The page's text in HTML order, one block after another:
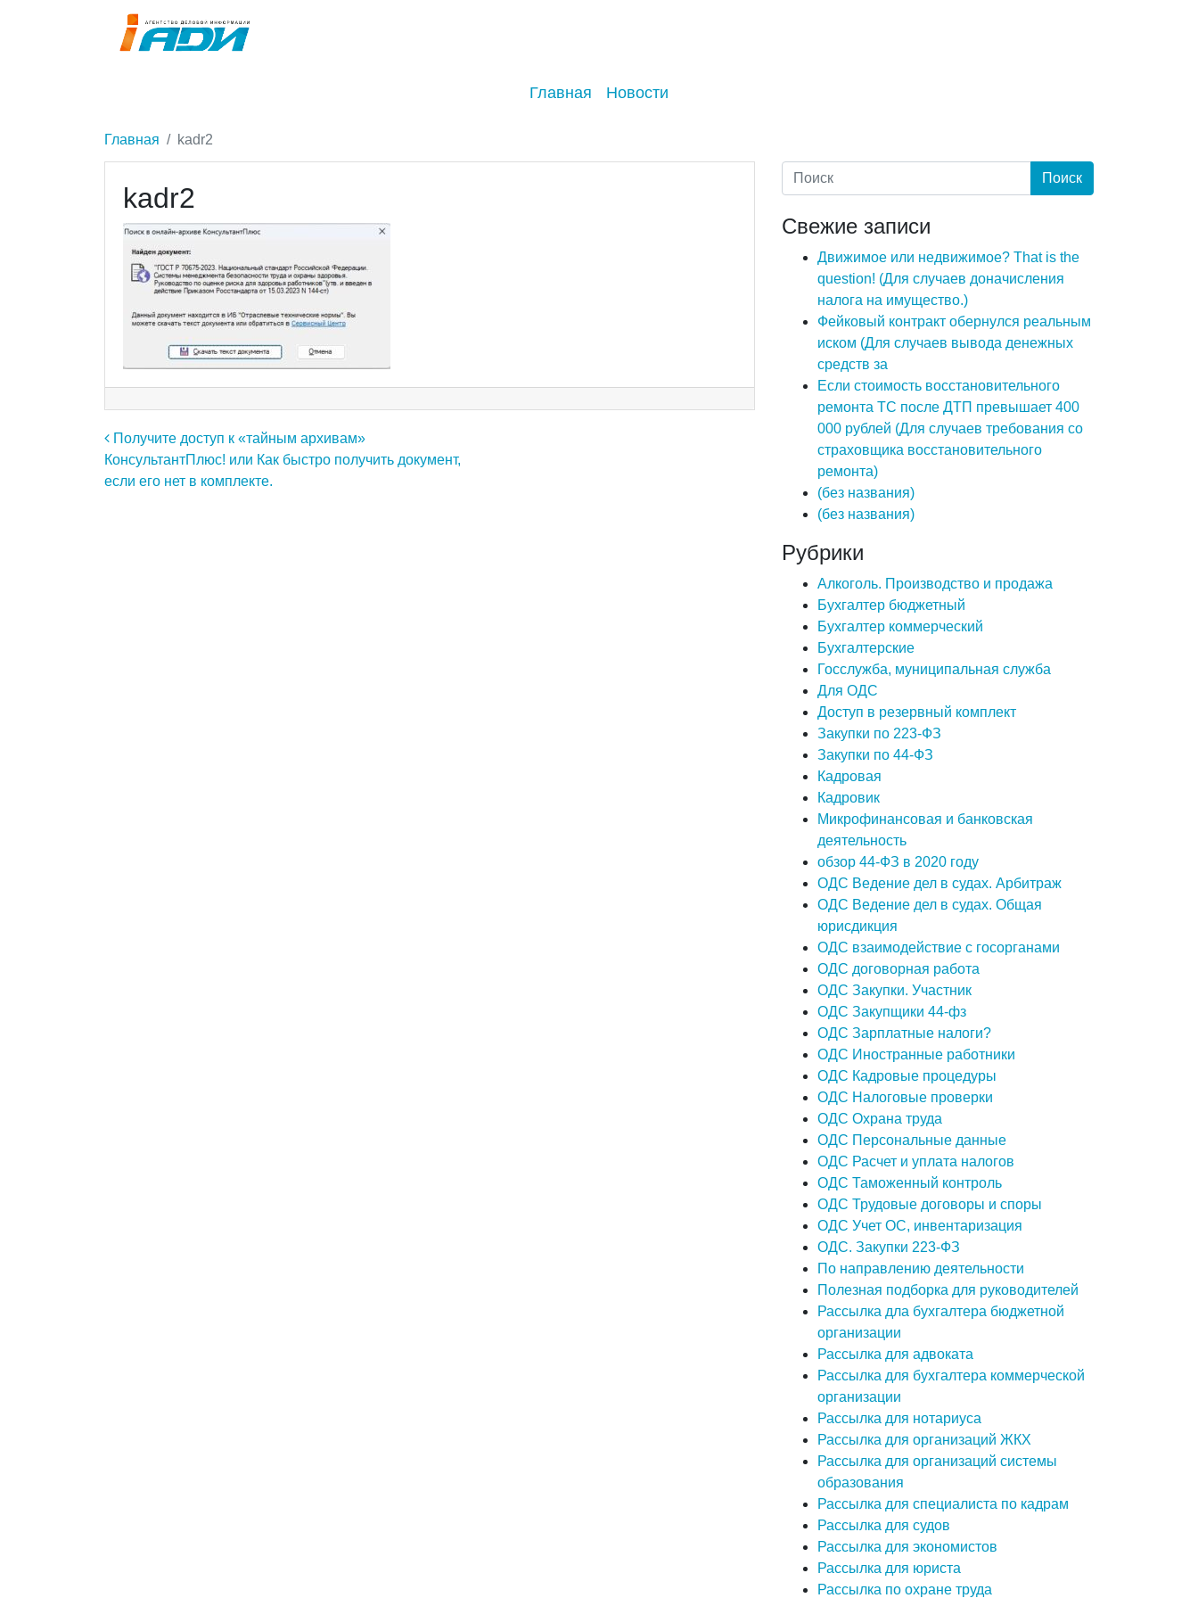
Главная Новости
Главная kadr2
kadr2
Навигация по записям
Получите доступ к «тайным архивам»
КонсультантПлюс! или Как быстро получить документ,
если его нет в комплекте.
Свежие записи
Движимое или недвижимое? That is the
question! (Для случаев доначисления
налога на имущество.)
Фейковый контракт обернулся реальным
иском (Для случаев вывода денежных
средств за
Если стоимость восстановительного
ремонта ТС после ДТП превышает 400
000 рублей (Для случаев требования со
страховщика восстановительного
ремонта)
(без названия)
(без названия)
Рубрики
Алкоголь. Производство и продажа
Бухгалтер бюджетный
Бухгалтер коммерческий
Бухгалтерские
Госслужба, муниципальная служба
Для ОДС
Доступ в резервный комплект
Закупки по 223-ФЗ
Закупки по 44-ФЗ
Кадровая
Кадровик
Микрофинансовая и банковская
деятельность
обзор 44-ФЗ в 2020 году
ОДС Ведение дел в судах. Арбитраж
ОДС Ведение дел в судах. Общая
юрисдикция
ОДС взаимодействие с госорганами
ОДС договорная работа
ОДС Закупки. Участник
ОДС Закупщики 44-фз
ОДС Зарплатные налоги?
ОДС Иностранные работники
ОДС Кадровые процедуры
ОДС Налоговые проверки
ОДС Охрана труда
ОДС Персональные данные
ОДС Расчет и уплата налогов
ОДС Таможенный контроль
ОДС Трудовые договоры и споры
ОДС Учет ОС, инвентаризация
ОДС. Закупки 223-ФЗ
По направлению деятельности
Полезная подборка для руководителей
Рассылка дла бухгалтера бюджетной
организации
Рассылка для адвоката
Рассылка для бухгалтера коммерческой
организации
Рассылка для нотариуса
Рассылка для организаций ЖКХ
Рассылка для организаций системы
образования
Рассылка для специалиста по кадрам
Рассылка для судов
Рассылка для экономистов
Рассылка для юриста
Рассылка по охране труда